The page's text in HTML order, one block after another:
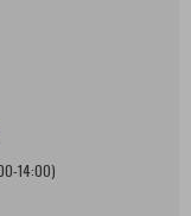
14:00)